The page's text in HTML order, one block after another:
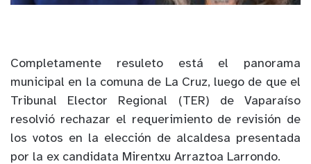
Completamente resuleto está el panorama
municipal en la comuna de La Cruz, luego de que el
Tribunal Elector Regional (TER) de Vaparaíso
resolvió rechazar el requerimiento de revisión de
los votos en la elección de alcaldesa presentada
por la ex candidata Mirentxu Arraztoa Larrondo.